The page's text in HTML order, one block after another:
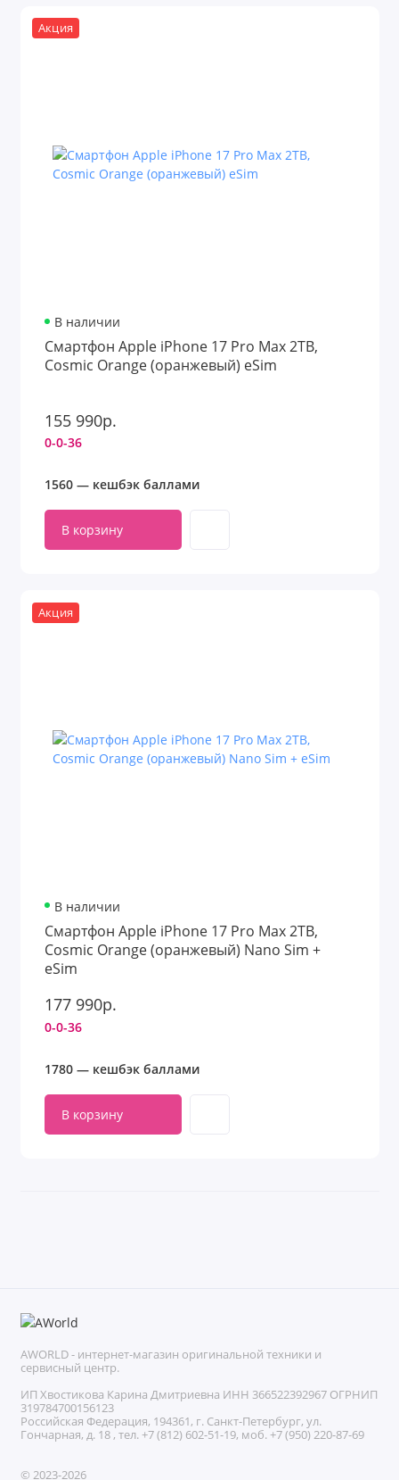
Акция
В наличии
Смартфон Apple iPhone 17 Pro Max 2TB,
Cosmic Orange (оранжевый) eSim
155 990р.
0-0-36
1560 — кешбэк баллами
В корзину
Акция
В наличии
Смартфон Apple iPhone 17 Pro Max 2TB,
Cosmic Orange (оранжевый) Nano Sim +
eSim
177 990р.
0-0-36
1780 — кешбэк баллами
В корзину
AWORLD - интернет-магазин оригинальной техники и
сервисный центр.
ИП Хвостикова Карина Дмитриевна ИНН 366522392967 ОГРНИП
319784700156123
Российская Федерация, 194361, г. Санкт-Петербург, ул.
Гончарная, д. 18 , тел. +7 (812) 602-51-19, моб. +7 (950) 220-87-69
© 2023-2026